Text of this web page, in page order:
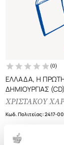
(0)
ΕΛΛΑΔΑ, Η
ΔΗΜΙΟΥΡΓΙΑΣ (CD)
ΧΡΙΣΤΑΚΟΥ
Κωδ. Πολιτείας:2417-